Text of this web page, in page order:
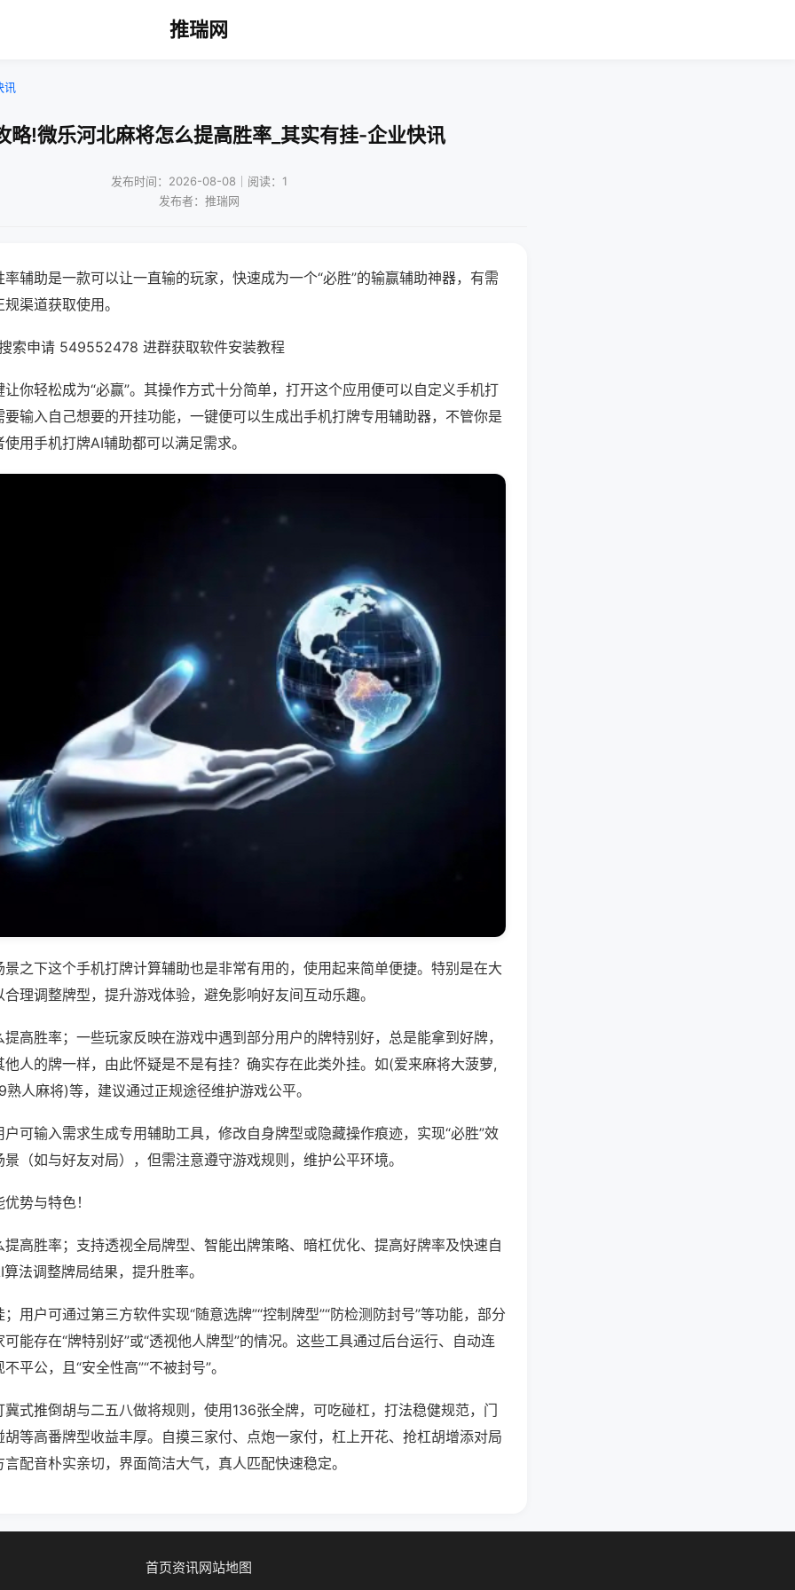
推瑞网
讯
略!微乐河北麻将怎么提高胜率_其实有挂-企业快讯
发布时间：2026-08-08｜阅读：1
发布者：推瑞网
辅助是一款可以让一直输的玩家，快速成为一个“必胜”的输赢辅助神器，有需
渠道获取使用。
索申请 549552478 进群获取软件安装教程
你轻松成为“必赢”。其操作方式十分简单，打开这个应用便可以自定义手机打
输入自己想要的开挂功能，一键便可以生成出手机打牌专用辅助器，不管你是
用手机打牌AI辅助都可以满足需求。
之下这个手机打牌计算辅助也是非常有用的，使用起来简单便捷。特别是在大
理调整牌型，提升游戏体验，避免影响好友间互动乐趣。
高胜率；一些玩家反映在游戏中遇到部分用户的牌特别好，总是能拿到好牌，
人的牌一样，由此怀疑是不是有挂？确实存在此类外挂。如(爱来麻将大菠萝,
人麻将)等，建议通过正规途径维护游戏公平。
可输入需求生成专用辅助工具，修改自身牌型或隐藏操作痕迹，实现“必胜”效
（如与好友对局），但需注意遵守游戏规则，维护公平环境。
势与特色！
高胜率；支持透视全局牌型、智能出牌策略、暗杠优化、提高好牌率及快速自
法调整牌局结果，提升胜率。
用户可通过第三方软件实现“随意选牌”“控制牌型”“防检测防封号”等功能，部分
能存在“牌特别好”或“透视他人牌型”的情况。这些工具通过后台运行、自动连
平公，且“安全性高”“不被封号”。
式推倒胡与二五八做将规则，使用136张全牌，可吃碰杠，打法稳健规范，门
等高番牌型收益丰厚。自摸三家付、点炮一家付，杠上开花、抢杠胡增添对局
配音朴实亲切，界面简洁大气，真人匹配快速稳定。
首页资讯网站地图